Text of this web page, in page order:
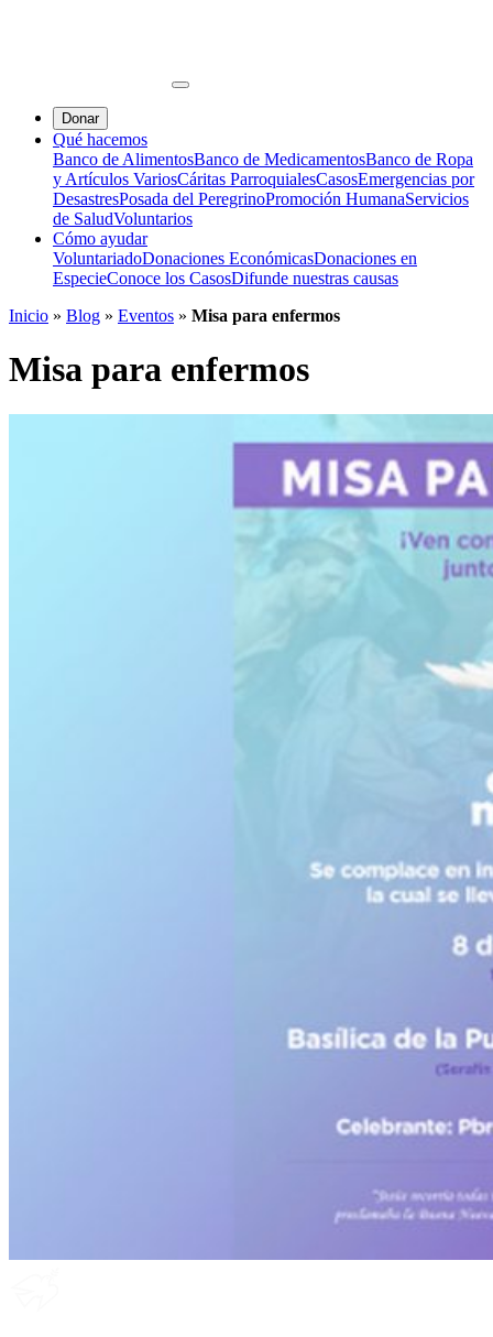
Donar
Qué hacemos
Banco de AlimentosBanco de MedicamentosBanco de Ropa
y Artículos VariosCáritas ParroquialesCasosEmergencias por
DesastresPosada del PeregrinoPromoción HumanaServicios
de SaludVoluntarios
Cómo ayudar
VoluntariadoDonaciones EconómicasDonaciones en
EspecieConoce los CasosDifunde nuestras causas
Inicio » Blog » Eventos » Misa para enfermos
Misa para enfermos